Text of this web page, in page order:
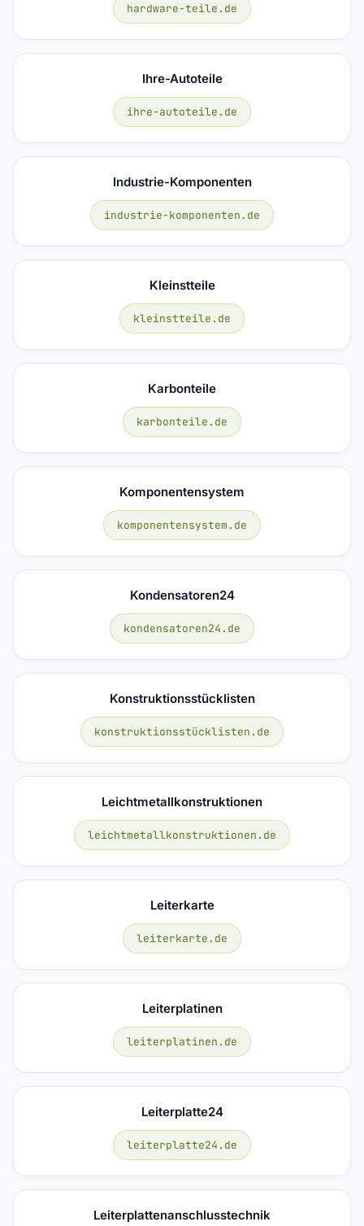
hardware-teile.de
Ihre-Autoteile
ihre-autoteile.de
Industrie-Komponenten
industrie-komponenten.de
Kleinstteile
kleinstteile.de
Karbonteile
karbonteile.de
Komponentensystem
komponentensystem.de
Kondensatoren24
kondensatoren24.de
Konstruktionsstücklisten
konstruktionsstücklisten.de
Leichtmetallkonstruktionen
leichtmetallkonstruktionen.de
Leiterkarte
leiterkarte.de
Leiterplatinen
leiterplatinen.de
Leiterplatte24
leiterplatte24.de
Leiterplattenanschlusstechnik